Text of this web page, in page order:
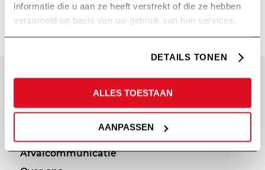
informatie die u aan ze heeft verstrekt of die ze hebben
verzameld op basis van uw gebruik van hun services.
DETAILS TONEN
ALLES TOESTAAN
AANPASSEN
Diensten
Afvalcommunicatie
PRIVACY
Cookie statement
Privacy policy